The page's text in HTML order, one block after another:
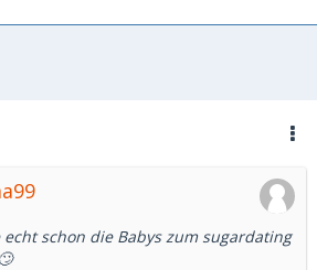
nach meiner Muse, aber die
sind schon mal vielversprechend.
schon die Babys zum sugardating